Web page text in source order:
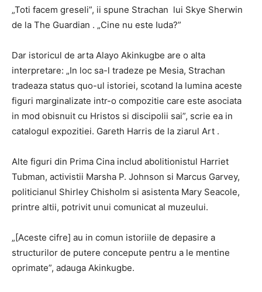
„Toti facem greseli”, ii spune Strachan lui Skye Sherwin
de la The Guardian . „Cine nu este Iuda?”
Dar istoricul de arta Alayo Akinkugbe are o alta
interpretare: „In loc sa-l tradeze pe Mesia, Strachan
tradeaza status quo-ul istoriei, scotand la lumina aceste
figuri marginalizate intr-o compozitie care este asociata
in mod obisnuit cu Hristos si discipolii sai”, scrie ea in
catalogul expozitiei. Gareth Harris de la ziarul Art .
Alte figuri din Prima Cina includ abolitionistul Harriet
Tubman, activistii Marsha P. Johnson si Marcus Garvey,
politicianul Shirley Chisholm si asistenta Mary Seacole,
printre altii, potrivit unui comunicat al muzeului.
„[Aceste cifre] au in comun istoriile de depasire a
structurilor de putere concepute pentru a le mentine
oprimate”, adauga Akinkugbe.